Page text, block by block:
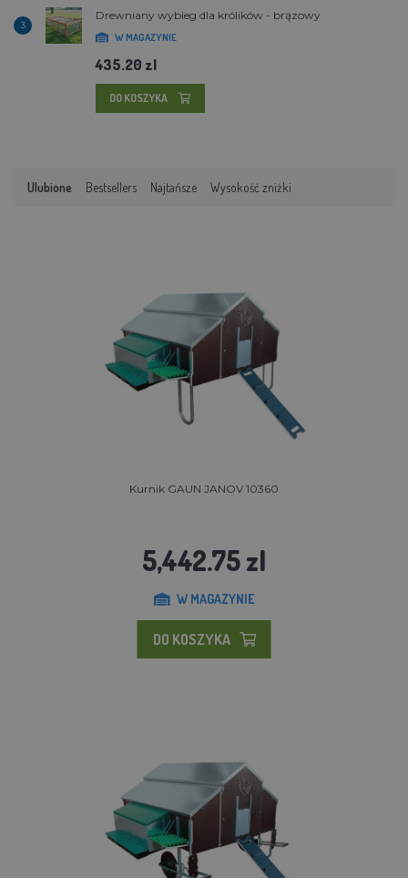
3
Drewniany wybieg dla królików - brązowy
W MAGAZYNIE
435.20 zl
DO KOSZYKA
Ulubione Bestsellers Najtańsze Wysokość zniżki
Kurnik GAUN JANOV 10360
5,442.75 zl
W MAGAZYNIE
DO KOSZYKA